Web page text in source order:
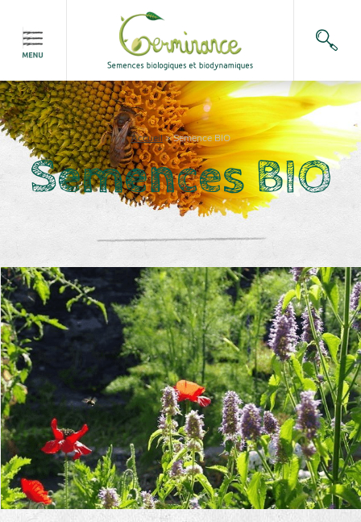
Accueil>Semence BIO
Semences BIO